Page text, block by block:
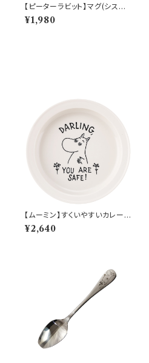
【ピーターラビット】マグ(シスタ
ーズ)【PR650】 PR652-11
¥1,980
【ムーミン】すくいやすいカレー皿
（ムーミン）【MM9000】MM9
001-320
¥2,640